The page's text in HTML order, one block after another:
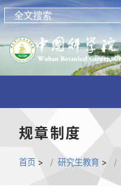
规章制度
首页 > 研究生教育 >